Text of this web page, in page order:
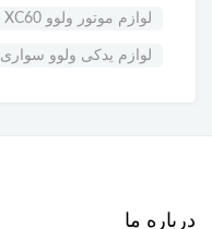
لوازم موتور ولوو XC60
لوازم یدکی ولوو سواری
درباره ما